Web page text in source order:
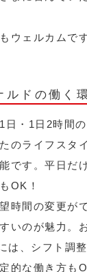
ウェルカムで
ルドの働く
日・1日2時間
のライフスタ
です。平日だ
OK！
時間の変更が
いのが魅力。
は、シフト調
的な働き方も